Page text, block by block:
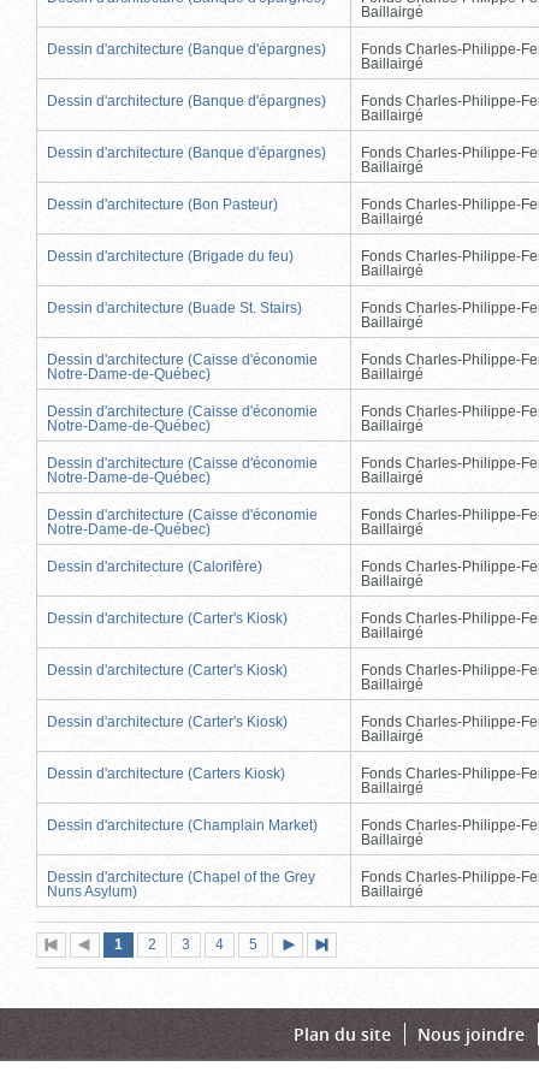
Baillairgé
Dessin d'architecture (Banque d'épargnes)
Fonds Charles-Philippe-
Baillairgé
Dessin d'architecture (Banque d'épargnes)
Fonds Charles-Philippe-
Baillairgé
Dessin d'architecture (Banque d'épargnes)
Fonds Charles-Philippe-
Baillairgé
Dessin d'architecture (Bon Pasteur)
Fonds Charles-Philippe-
Baillairgé
Dessin d'architecture (Brigade du feu)
Fonds Charles-Philippe-
Baillairgé
Dessin d'architecture (Buade St. Stairs)
Fonds Charles-Philippe-
Baillairgé
Dessin d'architecture (Caisse d'économie
Notre-Dame-de-Québec)
Fonds Charles-Philippe-
Baillairgé
Dessin d'architecture (Caisse d'économie
Notre-Dame-de-Québec)
Fonds Charles-Philippe-
Baillairgé
Dessin d'architecture (Caisse d'économie
Notre-Dame-de-Québec)
Fonds Charles-Philippe-
Baillairgé
Dessin d'architecture (Caisse d'économie
Notre-Dame-de-Québec)
Fonds Charles-Philippe-
Baillairgé
Dessin d'architecture (Calorifère)
Fonds Charles-Philippe-
Baillairgé
Dessin d'architecture (Carter's Kiosk)
Fonds Charles-Philippe-
Baillairgé
Dessin d'architecture (Carter's Kiosk)
Fonds Charles-Philippe-
Baillairgé
Dessin d'architecture (Carter's Kiosk)
Fonds Charles-Philippe-
Baillairgé
Dessin d'architecture (Carters Kiosk)
Fonds Charles-Philippe-
Baillairgé
Dessin d'architecture (Champlain Market)
Fonds Charles-Philippe-
Baillairgé
Dessin d'architecture (Chapel of the Grey
Nuns Asylum)
Fonds Charles-Philippe-
Baillairgé
Première
page
Page
précédente
Page
1 (page
actuelle)
Page
2 Page
3 Page
4 Page
5
suivante
page
Plan du site Nous joindre